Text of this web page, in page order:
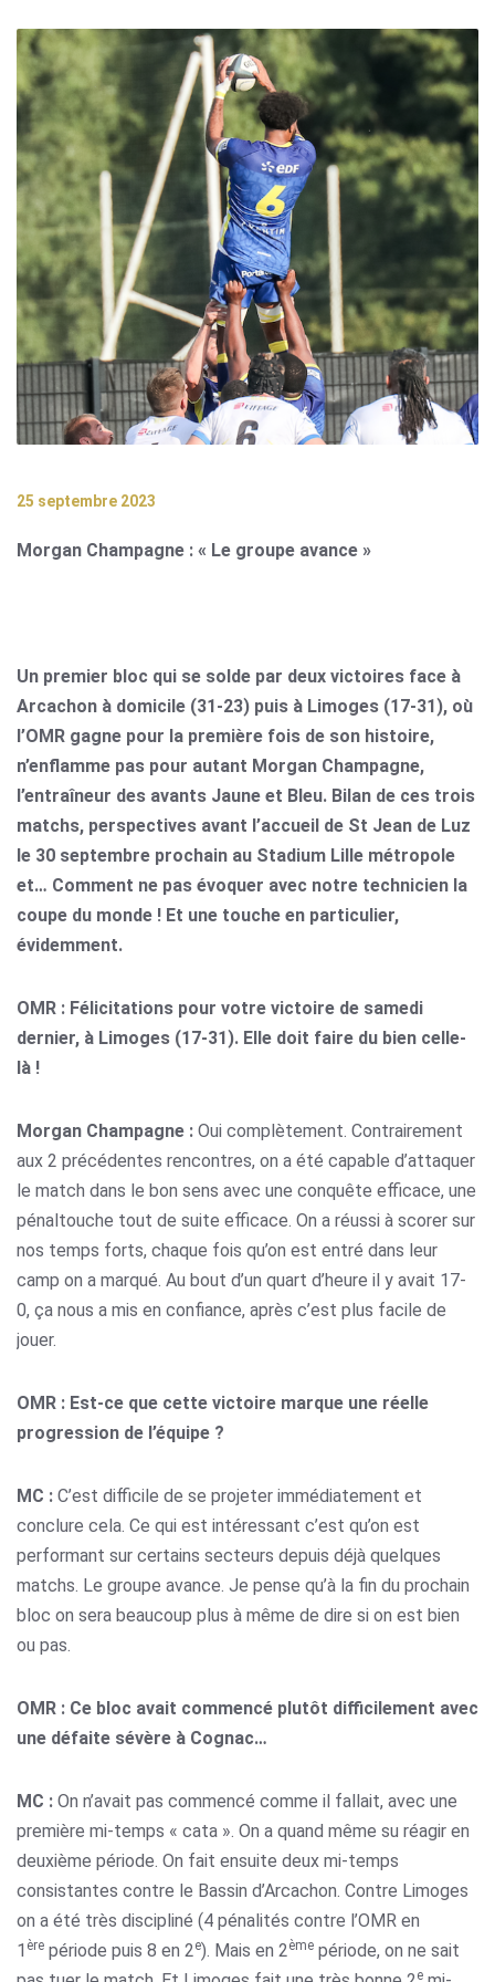
25 septembre 2023
Morgan Champagne : « Le groupe avance »
Un premier bloc qui se solde par deux victoires face à
Arcachon à domicile (31-23) puis à Limoges (17-31), où
l’OMR gagne pour la première fois de son histoire,
n’enflamme pas pour autant Morgan Champagne,
l’entraîneur des avants Jaune et Bleu. Bilan de ces trois
matchs, perspectives avant l’accueil de St Jean de Luz
le 30 septembre prochain au Stadium Lille métropole
et… Comment ne pas évoquer avec notre technicien la
coupe du monde ! Et une touche en particulier,
évidemment.
OMR : Félicitations pour votre victoire de samedi
dernier, à Limoges (17-31). Elle doit faire du bien celle-
là !
Morgan Champagne : Oui complètement. Contrairement
aux 2 précédentes rencontres, on a été capable d’attaquer
le match dans le bon sens avec une conquête efficace, une
pénaltouche tout de suite efficace. On a réussi à scorer sur
nos temps forts, chaque fois qu’on est entré dans leur
camp on a marqué. Au bout d’un quart d’heure il y avait 17-
0, ça nous a mis en confiance, après c’est plus facile de
jouer.
OMR : Est-ce que cette victoire marque une réelle
progression de l’équipe ?
MC : C’est difficile de se projeter immédiatement et
conclure cela. Ce qui est intéressant c’est qu’on est
performant sur certains secteurs depuis déjà quelques
matchs. Le groupe avance. Je pense qu’à la fin du prochain
bloc on sera beaucoup plus à même de dire si on est bien
ou pas.
OMR : Ce bloc avait commencé plutôt difficilement avec
une défaite sévère à Cognac…
MC : On n’avait pas commencé comme il fallait, avec une
première mi-temps « cata ». On a quand même su réagir en
deuxième période. On fait ensuite deux mi-temps
consistantes contre le Bassin d’Arcachon. Contre Limoges
on a été très discipliné (4 pénalités contre l’OMR en
1 ère période puis 8 en 2e). Mais en 2ème période, on ne sait
e